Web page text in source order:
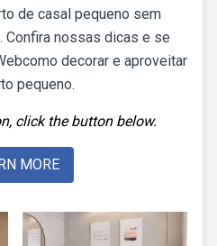
de casal pequeno sem
Confira nossas dicas e se
decorar e aproveitar
pequeno.
click the button below.
MORE